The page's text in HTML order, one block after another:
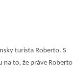
turista Roberto. S
na to, že práve Roberto